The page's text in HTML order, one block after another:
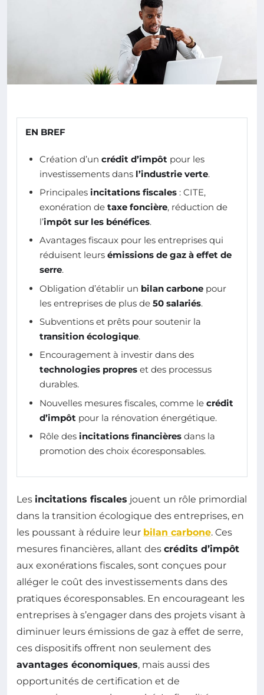
EN BREF
Création d’un crédit d’impôt pour les
investissements dans l’industrie verte.
Principales incitations fiscales : CITE,
exonération de taxe foncière, réduction de
l’impôt sur les bénéfices.
Avantages fiscaux pour les entreprises qui
réduisent leurs émissions de gaz à effet de
serre.
Obligation d’établir un bilan carbone pour
les entreprises de plus de 50 salariés.
Subventions et prêts pour soutenir la
transition écologique.
Encouragement à investir dans des
technologies propres et des processus
durables.
Nouvelles mesures fiscales, comme le crédit
d’impôt pour la rénovation énergétique.
Rôle des incitations financières dans la
promotion des choix écoresponsables.
Les incitations fiscales jouent un rôle primordial
dans la transition écologique des entreprises, en
les poussant à réduire leur bilan carbone. Ces
mesures financières, allant des crédits d’impôt
aux exonérations fiscales, sont conçues pour
alléger le coût des investissements dans des
pratiques écoresponsables. En encourageant les
entreprises à s’engager dans des projets visant à
diminuer leurs émissions de gaz à effet de serre,
ces dispositifs offrent non seulement des
avantages économiques, mais aussi des
opportunités de certification et de